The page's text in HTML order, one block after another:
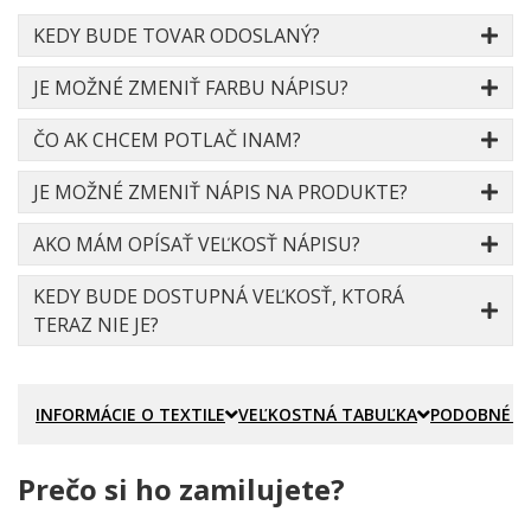
KEDY BUDE TOVAR ODOSLANÝ?
JE MOŽNÉ ZMENIŤ FARBU NÁPISU?
ČO AK CHCEM POTLAČ INAM?
JE MOŽNÉ ZMENIŤ NÁPIS NA PRODUKTE?
AKO MÁM OPÍSAŤ VEĽKOSŤ NÁPISU?
KEDY BUDE DOSTUPNÁ VEĽKOSŤ, KTORÁ
TERAZ NIE JE?
INFORMÁCIE O TEXTILE VEĽKOSTNÁ TABUĽKA PODOBNÉ
Prečo si ho zamilujete?